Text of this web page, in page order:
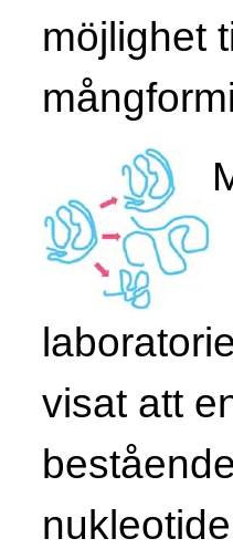
möjlighet
visat att